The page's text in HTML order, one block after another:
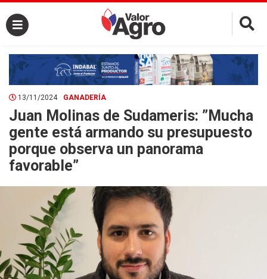
×
13/11/2024 GANADERÍA
Juan Molinas de Sudameris: ”Mucha
gente está armando su presupuesto
porque observa un panorama
favorable”